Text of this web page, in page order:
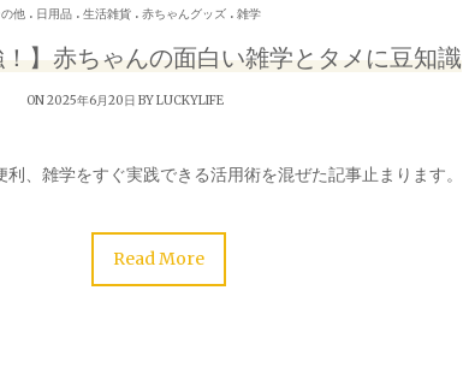
他 . 日用品 . 生活雑貨 . 赤ちゃんグッズ . 雑学
！】赤ちゃんの面白い雑学とタメに豆知識
ON 2025年6月20日 BYLUCKYLIFE
、雑学をすぐ実践できる活用術を混ぜた記事止まります。
Read More